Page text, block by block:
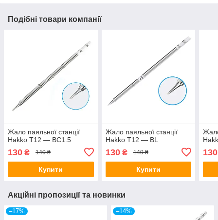
Подібні товари компанії
Жало паяльної станції
Hakko T12 — BC1.5
130 ₴ 140 ₴
Купити
Жало паяльної станції
Hakko T12 — BL
130₴ 140 ₴
Купити
130
Акційні пропозиції та новинки
–17% –14%